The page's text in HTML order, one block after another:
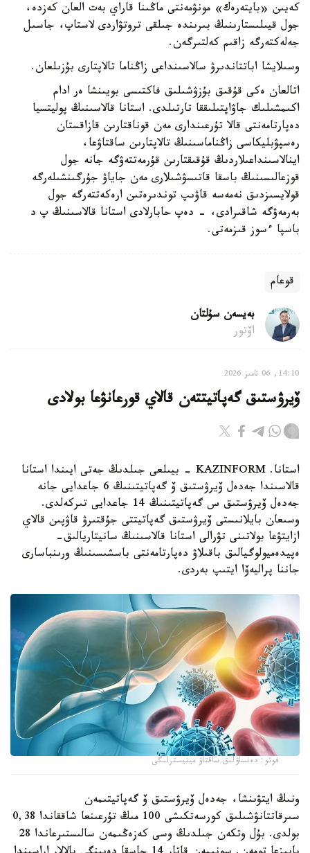
كەيىن «بايتەرەك» مونۋمەنتى ماڭىنا قاراي بەت العان كەزدە،
جول قيىلىستارىنىڭ بىرىندە جىلقى تروتۋاردى لاستاپ، جاسىل
جەلەكتەرگە زاقىم كەلتىرگەن.
وسىلايشا اباتتاندىرۋ سالاسىنداعى زاڭناما تالاپتارى بۇزىلعان.
اتالعان ەكى قۇقىق بۇزۋشىلىق فاكتىسى بويىنشا ەر ادام
اكىمشىلىك جاۋاپتىلىققا تارتىلدى. استانا قالاسىنىڭ پوليتسيا
دەپارتامەنتى قالا تۇرعىندارى مەن قوناقتارىن قازاقستان
رەسپۋبليكاسى زاڭناماسىنىڭ تالاپتارىن ساقتاۋعا،
اينالاسىنداعىلاردىڭ قۇقىقتارىن قۇرمەتتەۋگە جانە جول
قوزعالىسىنىڭ باسقا قاتىسۋشىلارى مەن جاياۋ جۇرگىنشىلەرگە
قولايسىزدىق نەمەسە قاۋىپ توندىرەتىن ارەكەتتەرگە جول
بەرمەۋگە شاقىرادى، - دەپ حابارلادى استانا قالاسىنىڭ پ د
باسپا ءسوز قىزمەتى.
قوعام
بەيسەن سۇلتان
اۆتور
14:10, 06 تامىز 2026
ۆيرۋستىق گەپاتيتتەن قالاي قورعانۋعا بولادى
استانا. KAZINFORM - بيىلعى جىلدىڭ جەتى ايىندا استانا
قالاسىندا جەدەل ۆيرۋستىق ۆ گەپاتيتىنىڭ 6 جاعدايى جانە
جەدەل ۆيرۋستىق س گەپاتيتىنىڭ 14 جاعدايى تىركەلدى.
وسىعان بايلانىستى ۆيرۋستىق گەپاتيتتى جۇقتىرۋ قاۋپىن قالاي
ازايتۋعا بولاتىنى تۋرالى استانا قالاسىنىڭ سانيتاريالىق-
ەپيدەميولوگيالىق باقىلاۋ دەپارتامەنتى باسشىسىنىڭ ورىنباسارى
جاننا پراليەۆا ايتىپ بەردى.
فوتو: دەنساۋلىق ساقتاۋ مينيسترلىگى
ونىڭ ايتۋىنشا، جەدەل ۆيرۋستىق ۆ گەپاتيتىمەن
سىرقاتتانۋشىلىق كورسەتكىشى 100 مىڭ تۇرعىنعا شاققاندا 0,38
بولدى. بۇل وتكەن جىلدىڭ وسى كەزەڭىمەن سالىستىرعاندا 28